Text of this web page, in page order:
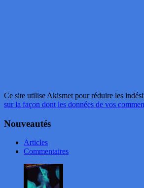
Ce site utilise Akismet pour réduire les
sur la façon dont les données de vos
Nouveautés
Articles
Commentaires